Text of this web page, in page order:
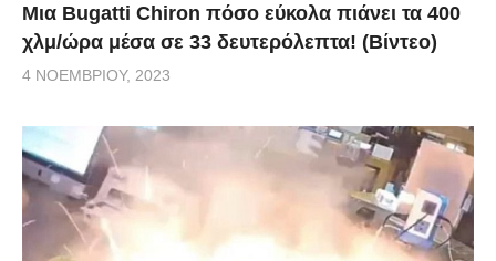
Μια Bugatti Chiron πόσο εύκολα πιάνει τα 400
χλμ/ώρα μέσα σε 33 δευτερόλεπτα! (Βίντεο)
4 ΝΟΕΜΒΡΊΟΥ, 2023